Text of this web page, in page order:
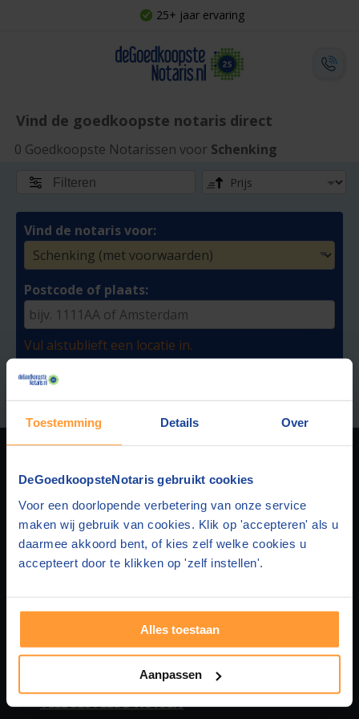
Toestemming Details Over
DeGoedkoopsteNotaris gebruikt cookies
Voor een doorlopende verbetering van onze service
maken wij gebruik van cookies. Klik op 'accepteren' als u
daarmee akkoord bent, of kies zelf welke cookies u
accepteert door te klikken op 'zelf instellen'.
Alles toestaan
Aanpassen
25+ jaar ervaring
Vind de goedkoopste notaris direct
0 Goedkoopste Notarissen voor Schenking
Filteren
Vind de notaris voor:
Postcode of plaats:
Vul alstublieft een locatie in.
Afstand:
Over ons
Privacy
Contact
Adverteren
HUIS & HYPOTHEEK
Hypotheek en Levering
Hypotheek en Testament
Hypotheek en Samenlevingscontract
Hypotheek
FAMILIEZAKEN
Samenlevingscontract
Testament
Levenstestament
STICHTING & BEDRIJF
BV oprichten
MEER WETEN
Over huis en hypotheek
VEELGESTELDE VRAGEN